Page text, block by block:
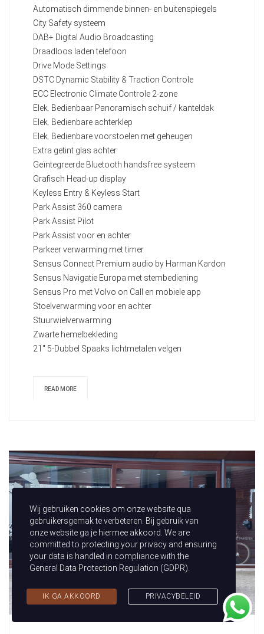
Automatisch dimmende binnen- en buitenspiegels
City Safety systeem
DAB+ Digital Audio Broadcasting
Draadloos laden telefoon
Drive Mode Settings
DSTC Dynamic Stability & Traction Controle
ECC Electronic Climate Controle 2-zone
Elek. Bedienbaar Panoramisch schuif / kanteldak
Elek. Bedienbare achterklep
Elek. Bedienbare voorstoelen met geheugen
Extra getint glas achter
Geïntegreerde Bluetooth handsfree systeem
Grafisch Head-up display
Keyless Entry & Keyless Start
Park Assist 360 camera
Park Assist Pilot
Park Assist voor en achter
Parkeer verwarming met timer
Sensus Connect Premium audio by Harman Kardon
Sensus Navigatie Europa met stembediening
Sensus Pro met Volvo on Call en mobiele app
Stoelverwarming voor en achter
Stuurwielverwarming
Zwarte hemelbekleding
21" 5-Dubbel Spaaks lichtmetalen velgen
READ MORE
Wij gebruiken cookies om onze website qua
gebruikersgemak te verbeteren. Bij gebruik van
onze website ga je hiermee akkoord. We are
committed to protecting your privacy and ensuring
your data is handled in compliance with the
General Data Protection Regulation (GDPR)
IK GA AKKOORD PRIVACYBELEID